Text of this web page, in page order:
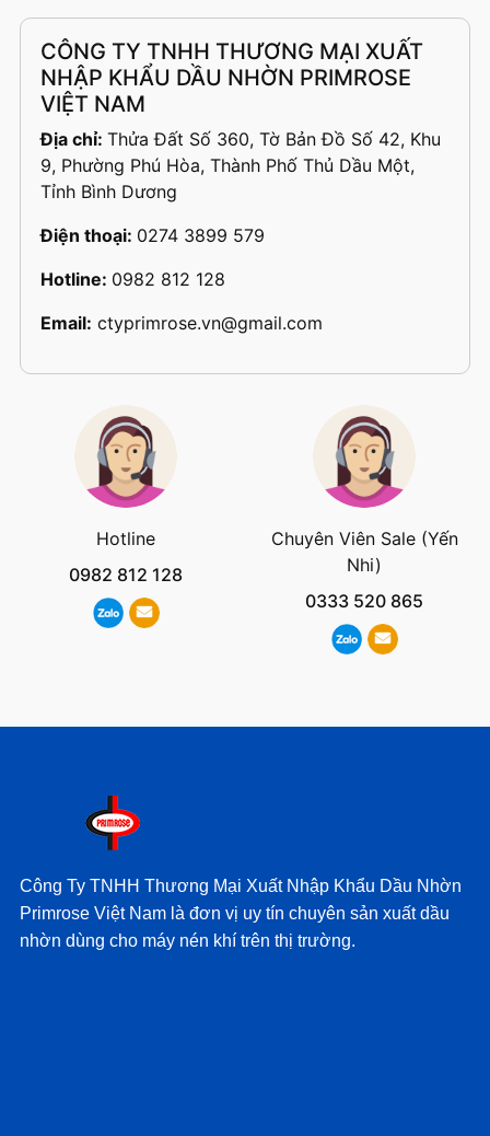
CÔNG TY TNHH THƯƠNG MẠI XUẤT
NHẬP KHẨU DẦU NHỜN PRIMROSE
VIỆT NAM
Địa chỉ: Thửa Đất Số 360, Tờ Bản Đồ Số 42, Khu
9, Phường Phú Hòa, Thành Phố Thủ Dầu Một,
Tỉnh Bình Dương
Điện thoại: 0274 3899 579
Hotline: 0982 812 128
Email: ctyprimrose.vn@gmail.com
Hotline
0982 812 128
Chuyên Viên Sale (Yến
Nhi)
0333 520 865
Công Ty TNHH Thương Mại Xuất Nhập Khẩu Dầu Nhờn
Primrose Việt Nam là đơn vị uy tín chuyên sản xuất dầu
nhờn dùng cho máy nén khí trên thị trường.